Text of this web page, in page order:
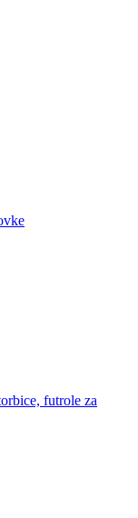
futrole za